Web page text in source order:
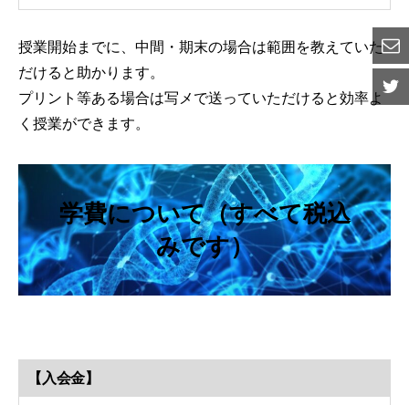
授業開始までに、中間・期末の場合は範囲を教えていた
だけると助かります。
プリント等ある場合は写メで送っていただけると効率よ
く授業ができます。
学費について（すべて税込
みです）
【入会金】